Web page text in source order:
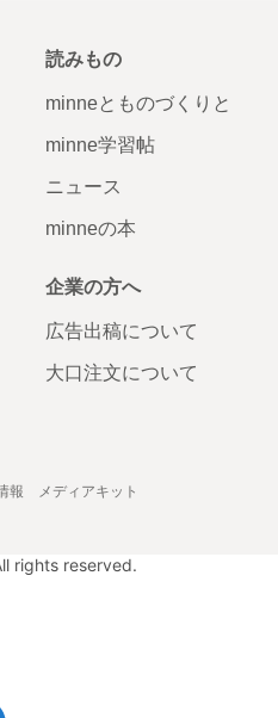
読みもの
minneとものづくりと
minne学習帖
ニュース
minneの本
企業の方へ
広告出稿について
大口注文について
報 メディアキット
rights reserved.